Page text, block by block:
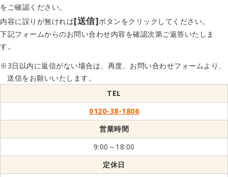
をご確認ください。
内容に誤りが無ければ[送信]ボタンをクリックしてください。
下記フォームからのお問い合わせ内容を確認次第ご返答いたしま
す。
3日以内に返信がない場合は、再度、お問い合わせフォームより、
送信をお願いいたします。
TEL
0120-38-1806
営業時間
9:00～18:00
定休日